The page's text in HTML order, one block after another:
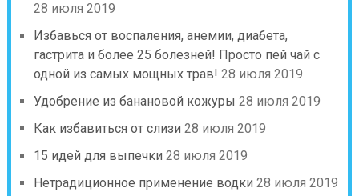
28 июля 2019
Избавься от воспаления, анемии, диабета,
гастрита и более 25 болезней! Просто пей чай с
одной из самых мощных трав! 28 июля 2019
Удобрение из банановой кожуры 28 июля 2019
Как избавиться от слизи 28 июля 2019
15 идей для выпечки 28 июля 2019
Нетрадиционное применение водки 28 июля 2019